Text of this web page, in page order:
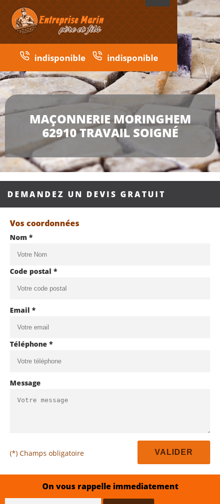
indisponible indisponible
MAÇONNERIE MORINGHEM
62910 TRAVAIL SOIGNÉ
DEMANDEZ UN DEVIS GRATUIT
Vos coordonnées
Nom *
Code postal *
Email *
Téléphone *
Message
(*) Champs obligatoire
On vous rappelle immediatement